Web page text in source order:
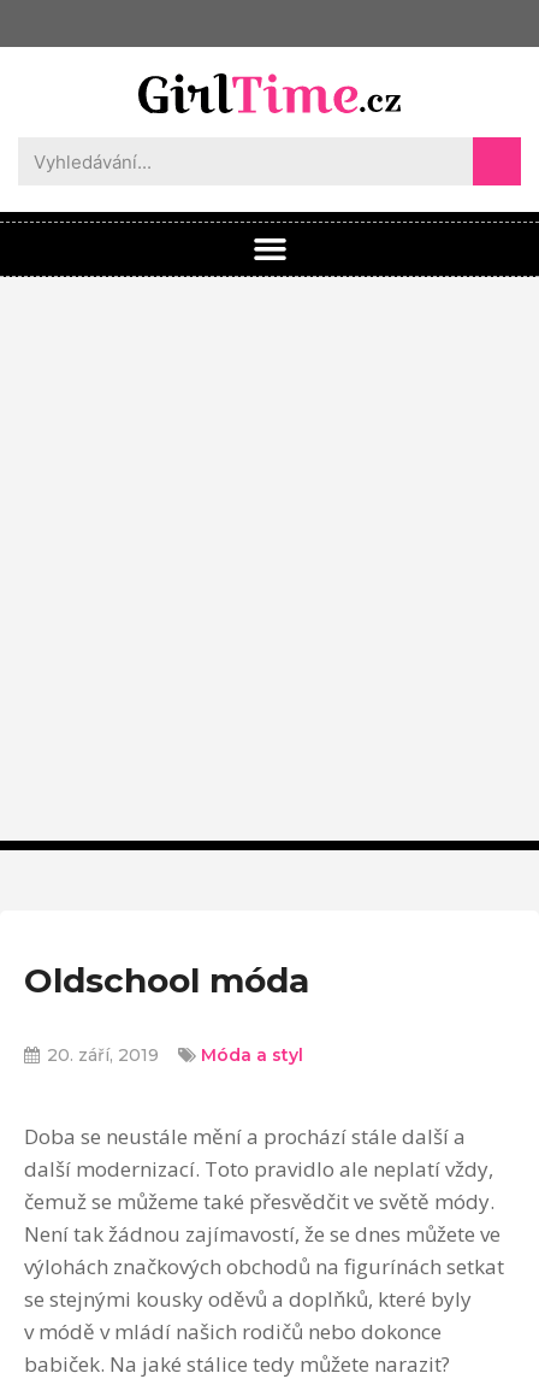
Oldschool móda
20. září, 2019 Móda a styl
Doba se neustále mění a prochází stále další a
další modernizací. Toto pravidlo ale neplatí vždy,
čemuž se můžeme také přesvědčit ve světě módy.
Není tak žádnou zajímavostí, že se dnes můžete ve
výlohách značkových obchodů na figurínách setkat
se stejnými kousky oděvů a doplňků, které byly
v módě v mládí našich rodičů nebo dokonce
babiček. Na jaké stálice tedy můžete narazit?